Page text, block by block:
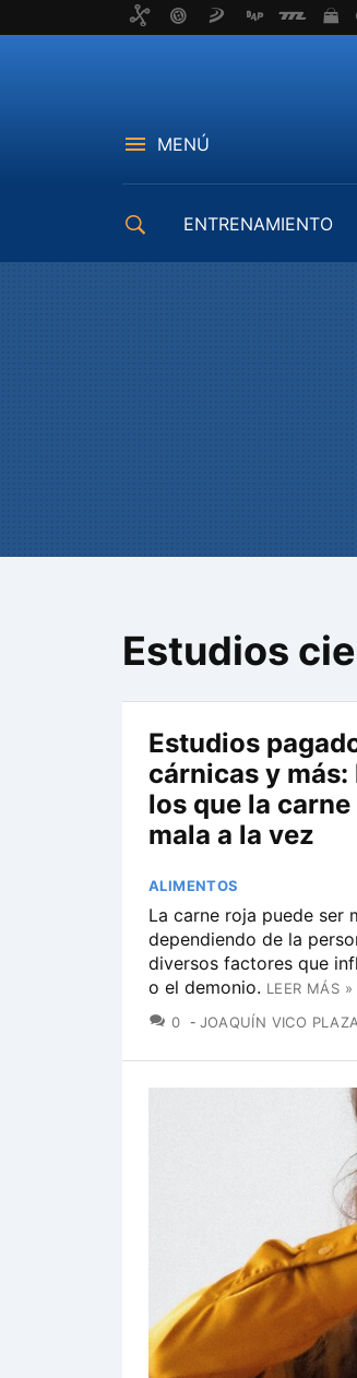
MENÚ
ENTRENAMIENTO
Estudios
Estudios
cárnicas y
los que la
mala a la vez
ALIMENTOS
La carne roja puede ser
dependiendo de la
diversos factores que
o el demonio. LEER MÁS »
0 COMENTARIOS
JOAQUÍN VICO PLAZA